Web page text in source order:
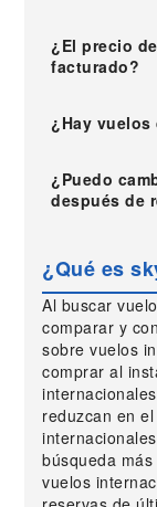
¿El precio
facturado?
¿Hay
¿Puedo
después de
¿Qué es
Al buscar
comparar y
sobre vuelos
comprar al
reduzcan en
búsqueda
vuelos